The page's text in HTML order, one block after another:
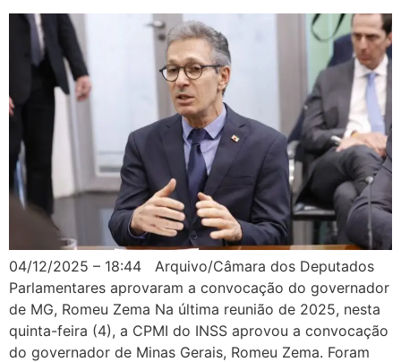
04/12/2025 – 18:44 Arquivo/Câmara dos Deputados
Parlamentares aprovaram a convocação do governador
de MG, Romeu Zema Na última reunião de 2025, nesta
quinta-feira (4), a CPMI do INSS aprovou a convocação
do governador de Minas Gerais, Romeu Zema. Foram